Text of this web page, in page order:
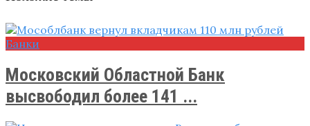
Банки
Московский Областной Банк
высвободил более 141 ...